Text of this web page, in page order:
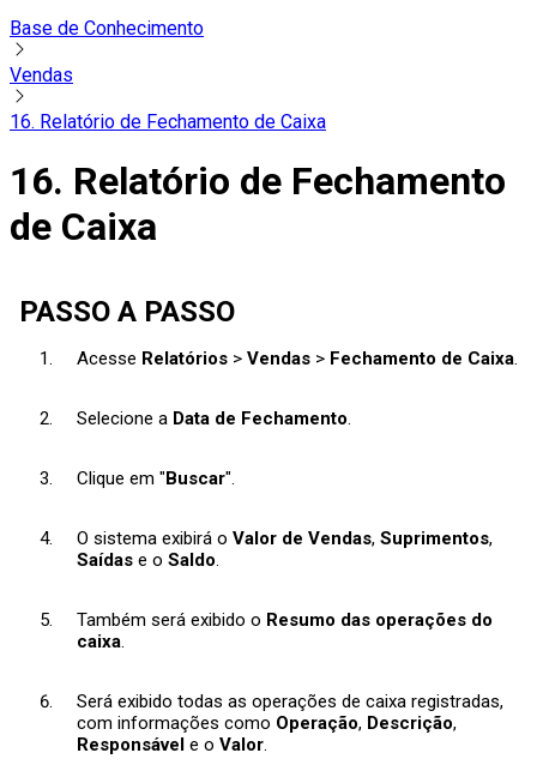
Base de Conhecimento
Vendas
16. Relatório de Fechamento de Caixa
16. Relatório de Fechamento
de Caixa
PASSO A PASSO
Acesse Relatórios > Vendas > Fechamento de Caixa.
Selecione a Data de Fechamento.
Clique em "Buscar".
O sistema exibirá o Valor de Vendas, Suprimentos,
Saídas e o Saldo.
Também será exibido o Resumo das operações do
caixa.
Será exibido todas as operações de caixa registradas,
com informações como Operação, Descrição,
Responsável e o Valor.